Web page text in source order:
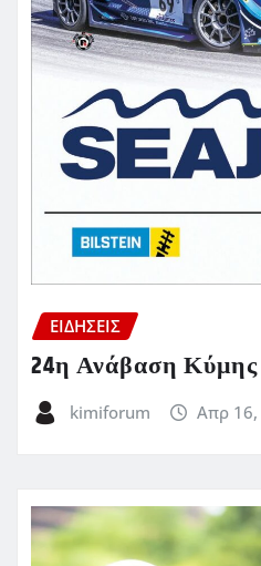
ΕΙΔΗΣΕΙΣ
24η Ανάβαση Κύμης
kimiforum Απρ 16,